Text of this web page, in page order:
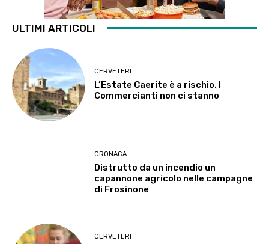
ULTIMI ARTICOLI
CERVETERI
L’Estate Caerite è a rischio. I
Commercianti non ci stanno
CRONACA
Distrutto da un incendio un
capannone agricolo nelle campagne
di Frosinone
CERVETERI